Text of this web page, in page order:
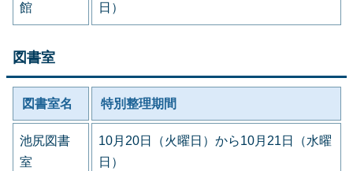
館
日）
図書室
図書室名 特別整理期間
池尻図書
室
10月20日（火曜日）から10月21日（水曜
日）